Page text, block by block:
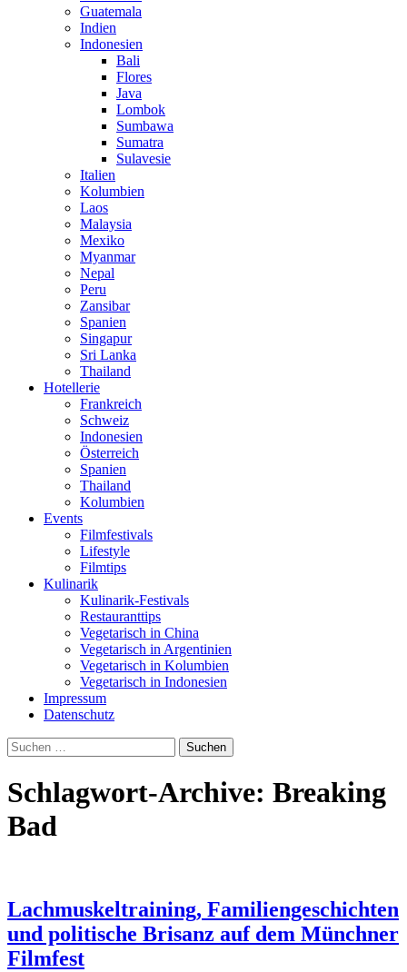
Guatemala
Indien
Indonesien
Bali
Flores
Java
Lombok
Sumbawa
Sumatra
Sulavesie
Italien
Kolumbien
Laos
Malaysia
Mexiko
Myanmar
Nepal
Peru
Zansibar
Spanien
Singapur
Sri Lanka
Thailand
Hotellerie
Frankreich
Schweiz
Indonesien
Österreich
Spanien
Thailand
Kolumbien
Events
Filmfestivals
Lifestyle
Filmtips
Kulinarik
Kulinarik-Festivals
Restauranttips
Vegetarisch in China
Vegetarisch in Argentinien
Vegetarisch in Kolumbien
Vegetarisch in Indonesien
Impressum
Datenschutz
Suchen
nach:
Schlagwort-Archive: Breaking
Bad
Lachmuskeltraining, Familiengeschichten
und politische Brisanz auf dem Münchner
Filmfest